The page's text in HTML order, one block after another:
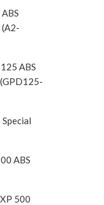
ABS
Special
ABS
500